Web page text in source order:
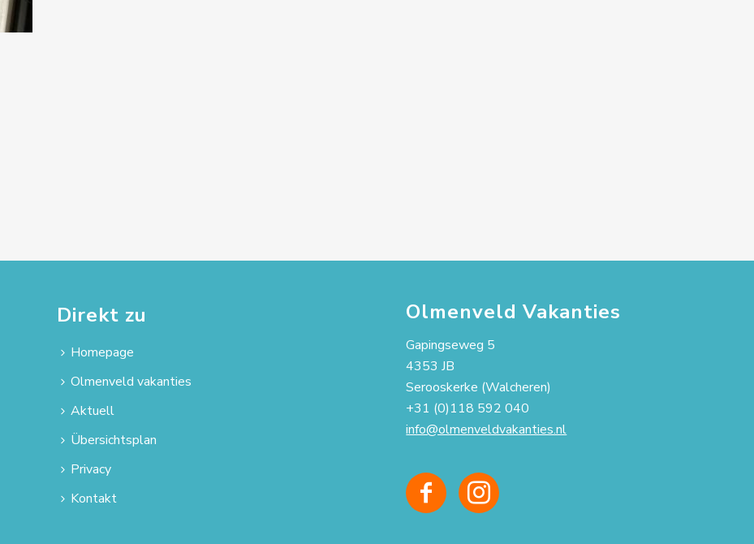
Direkt zu
Homepage
Olmenveld vakanties
Aktuell
Übersichtsplan
Privacy
Kontakt
Olmenveld Vakanties
Gapingseweg 5
4353 JB
Serooskerke (Walcheren)
+31 (0)118 592 040
info@olmenveldvakanties.nl